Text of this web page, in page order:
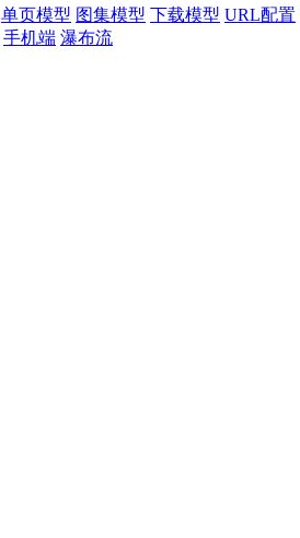
单页模型 图集模型 下载模型 URL配置
手机端 瀑布流